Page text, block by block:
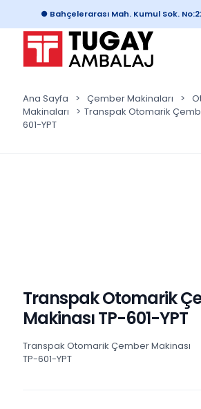
● Bahçelerarası Mah. Kumul Sok.
Ana Sayfa > Çember Makinaları >
Makinaları
> Transpak Otomarik
601-YPT
Transpak Otomarik
Makinası TP-601-YPT
Transpak Otomarik Çember Makinası
TP-601-YPT